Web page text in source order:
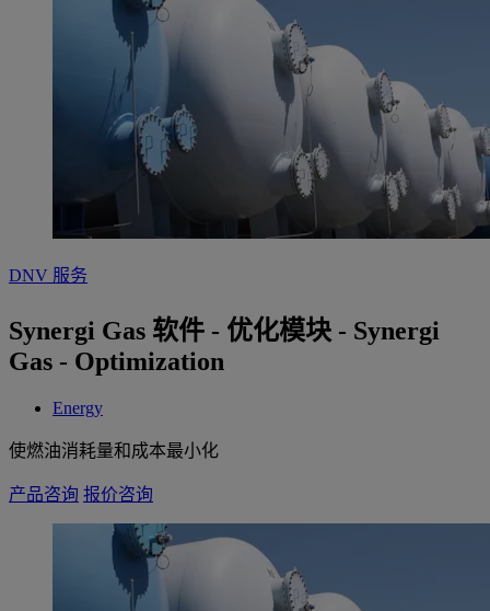
DNV 服务
Synergi Gas 软件 - 优化模块 - Synergi
Gas - Optimization
Energy
使燃油消耗量和成本最小化
产品咨询 报价咨询